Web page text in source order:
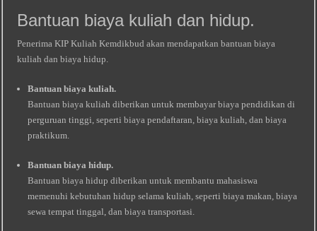
Bantuan biaya kuliah dan hidup.
Penerima KIP Kuliah Kemdikbud akan mendapatkan bantuan biaya
kuliah dan biaya hidup.
Bantuan biaya kuliah.
Bantuan biaya kuliah diberikan untuk membayar biaya pendidikan di
perguruan tinggi, seperti biaya pendaftaran, biaya kuliah, dan biaya
praktikum.
Bantuan biaya hidup.
Bantuan biaya hidup diberikan untuk membantu mahasiswa
memenuhi kebutuhan hidup selama kuliah, seperti biaya makan, biaya
sewa tempat tinggal, dan biaya transportasi.